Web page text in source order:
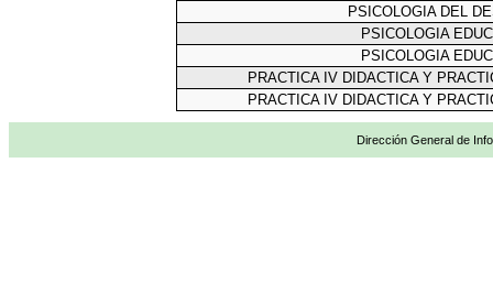
PSICOLOGIA DEL
PSICOLOGIA
PSICOLOGIA
PRACTICA IV DIDACTICA Y
PRACTICA IV DIDACTICA Y
Dirección General de